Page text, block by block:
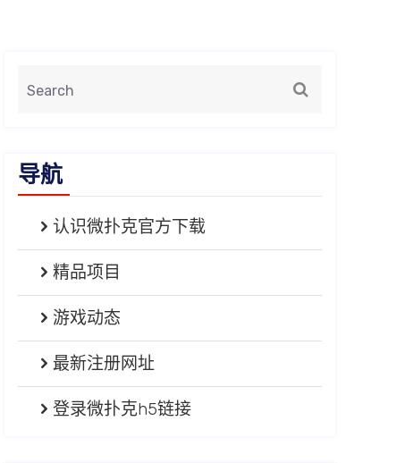
导航
认识微扑克官方下载
精品项目
游戏动态
最新注册网址
登录微扑克h5链接